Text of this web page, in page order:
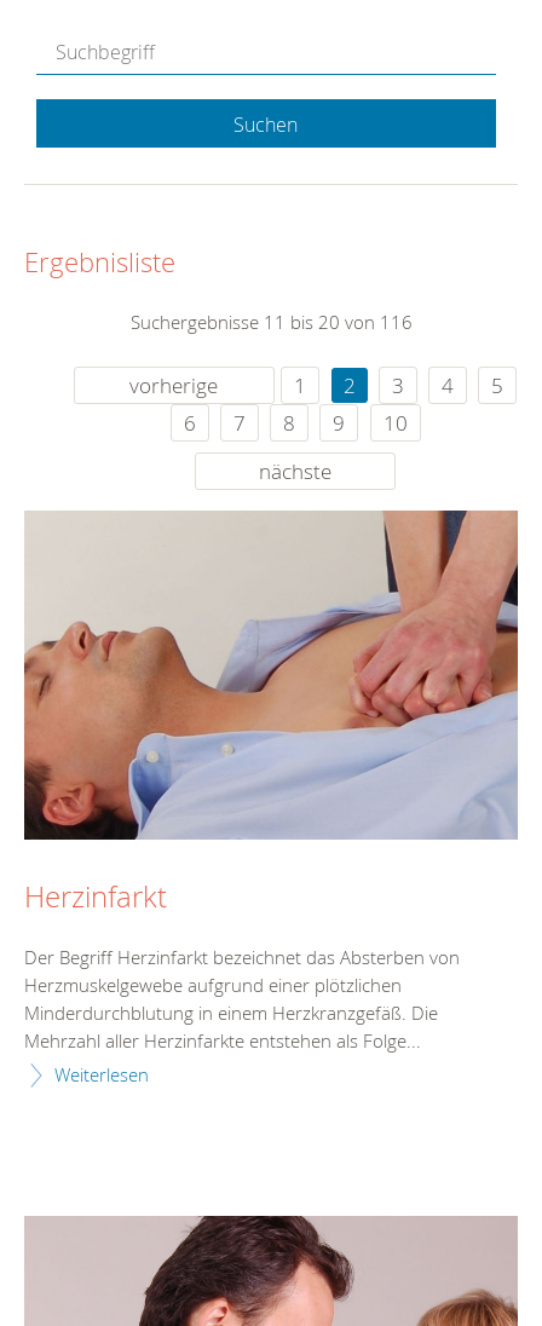
Suchen
Ergebnisliste
Suchergebnisse 11 bis 20 von 116
vorherige 1 2 3 4
5
6
7 8 9
10
nächste
Herzinfarkt
Der Begriff Herzinfarkt bezeichnet das Absterben von
Herzmuskelgewebe aufgrund einer plötzlichen
Minderdurchblutung in einem Herzkranzgefäß. Die
Mehrzahl aller Herzinfarkte entstehen als Folge...
Weiterlesen